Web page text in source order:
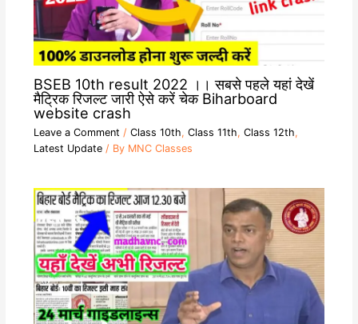
BSEB 10th result 2022 ।। सबसे पहले यहां देखें
मैट्रिक रिजल्ट जारी ऐसे करें चेक Biharboard
website crash
Leave a Comment / Class 10th, Class 11th, Class 12th,
Latest Update/ By MNC Classes